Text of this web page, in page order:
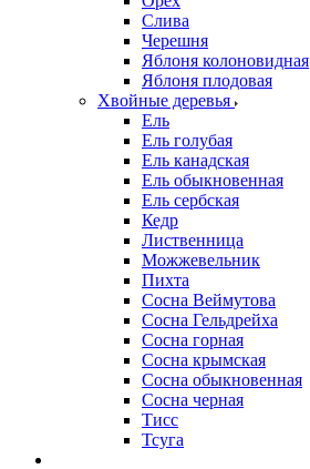
Слива
Черешня
Яблоня колоновидная
Яблоня плодовая
Хвойные деревья
Ель
Ель голубая
Ель канадская
Ель обыкновенная
Ель сербская
Кедр
Лиственница
Можжевельник
Пихта
Сосна Веймутова
Сосна Гельдрейха
Сосна горная
Сосна крымская
Сосна обыкновенная
Сосна черная
Тисс
Тсуга